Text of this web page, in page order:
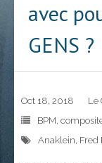
avec
GENS ?
Oct 18, 2018
Le
BPM,
Anaklein, Fred